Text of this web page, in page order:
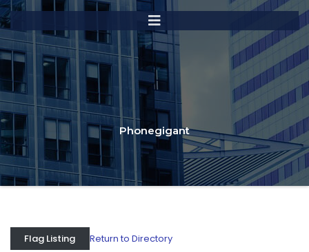
Phonegigant
Flag Listing Return to Directory